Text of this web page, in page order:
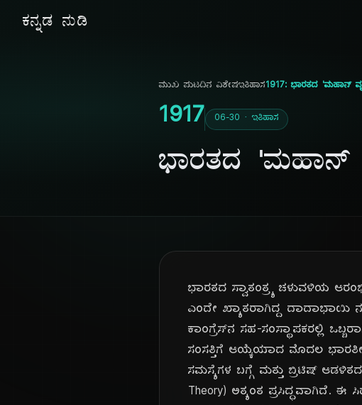
ಕನ್ನಡ ನುಡಿ
ಮುಖ ಪುಟದಿನ ವಿಶೇಷಇತಿಹಾಸ1917: ಭಾರತದ 'ಮಹಾನ್
1917 06-30 · ಇತಿಹಾಸ
ಭಾರತದ 'ಮಹಾನ್
ಭಾರತದ ಸ್ವಾತಂತ್ರ್ಯ ಚಳುವಳಿಯ
ಎಂದೇ ಖ್ಯಾತರಾಗಿದ್ದ ದಾದಾಭಾಯಿ
ಕಾಂಗ್ರೆಸ್‌ನ ಸಹ-ಸಂಸ್ಥಾಪಕರಲ್ಲಿ
ಸಂಸತ್ತಿಗೆ ಆಯ್ಕೆಯಾದ ಮೊದಲ
ಸಮಸ್ಯೆಗಳ ಬಗ್ಗೆ ಮತ್ತು ಬ್ರಿಟಿಷ್
Theory) ಅತ್ಯಂತ ಪ್ರಸಿದ್ಧವಾಗಿದೆ. ಈ